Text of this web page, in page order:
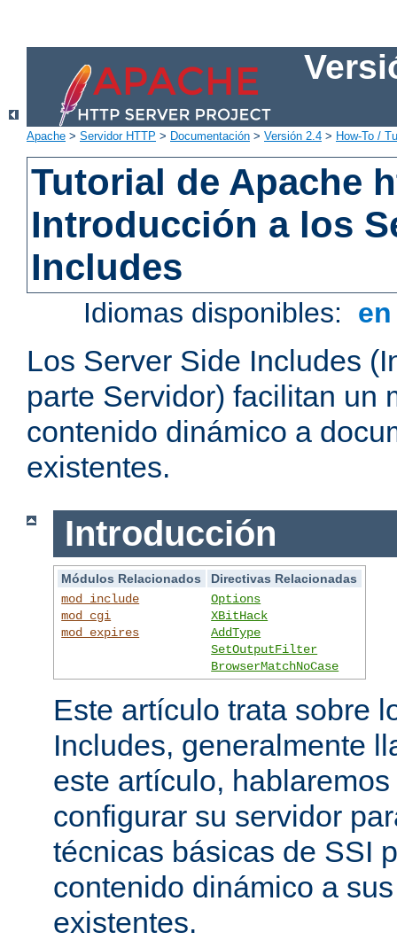
Apache > Servidor HTTP > Documentación > Versión 2.4 > How-To /
Tutorial de Apache
Introducción a los
Includes
Idiomas disponibles:
Los Server Side Includes
parte Servidor) facilitan un
contenido dinámico a
existentes.
Introducción
Módulos Relacionados
Directivas Relacionadas
mod_include
mod_cgi
mod_expires
Options
XBitHack
AddType
SetOutputFilter
BrowserMatchNoCase
Este artículo trata sobre
Includes, generalmente
este artículo,
configurar su servidor
técnicas básicas de SSI
contenido dinámico a
existentes.